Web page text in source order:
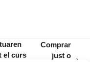
el curs
Comprar
just o